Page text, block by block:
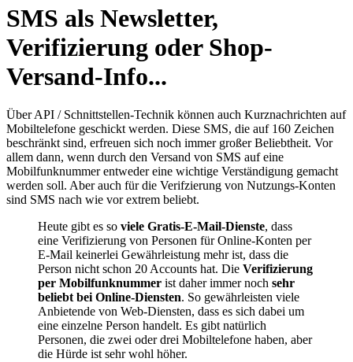
SMS als Newsletter,
Verifizierung oder Shop-
Versand-Info...
Über API / Schnittstellen-Technik können auch Kurznachrichten auf
Mobiltelefone geschickt werden. Diese SMS, die auf 160 Zeichen
beschränkt sind, erfreuen sich noch immer großer Beliebtheit. Vor
allem dann, wenn durch den Versand von SMS auf eine
Mobilfunknummer entweder eine wichtige Verständigung gemacht
werden soll. Aber auch für die Verifzierung von Nutzungs-Konten
sind SMS nach wie vor extrem beliebt.
Heute gibt es so viele Gratis-E-Mail-Dienste, dass
eine Verifizierung von Personen für Online-Konten per
E-Mail keinerlei Gewährleistung mehr ist, dass die
Person nicht schon 20 Accounts hat. Die Verifizierung
per Mobilfunknummer ist daher immer noch sehr
beliebt bei Online-Diensten. So gewährleisten viele
Anbietende von Web-Diensten, dass es sich dabei um
eine einzelne Person handelt. Es gibt natürlich
Personen, die zwei oder drei Mobiltelefone haben, aber
die Hürde ist sehr wohl höher.